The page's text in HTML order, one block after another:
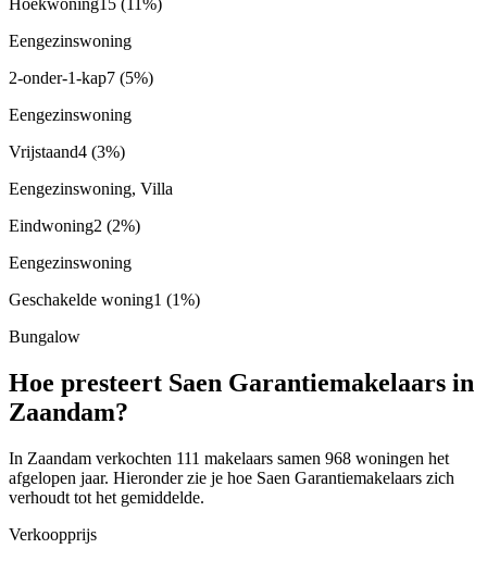
Hoekwoning15 (11%)
Eengezinswoning
2-onder-1-kap7 (5%)
Eengezinswoning
Vrijstaand4 (3%)
Eengezinswoning, Villa
Eindwoning2 (2%)
Eengezinswoning
Geschakelde woning1 (1%)
Bungalow
Hoe presteert Saen Garantiemakelaars in
Zaandam?
In Zaandam verkochten 111 makelaars samen 968 woningen het
afgelopen jaar. Hieronder zie je hoe Saen Garantiemakelaars zich
verhoudt tot het gemiddelde.
Verkoopprijs